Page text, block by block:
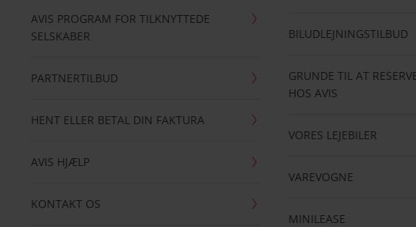
AVIS PROGRAM FOR TILKNYTTEDE
SELSKABER
PARTNERTILBUD
HENT ELLER BETAL DIN FAKTURA
AVIS HJÆLP
KONTAKT OS
BILUDLEJNINGSTILBUD
GRUNDE TIL AT
HOS AVIS
VORES LEJEBILER
VAREVOGNE
MINILEASE